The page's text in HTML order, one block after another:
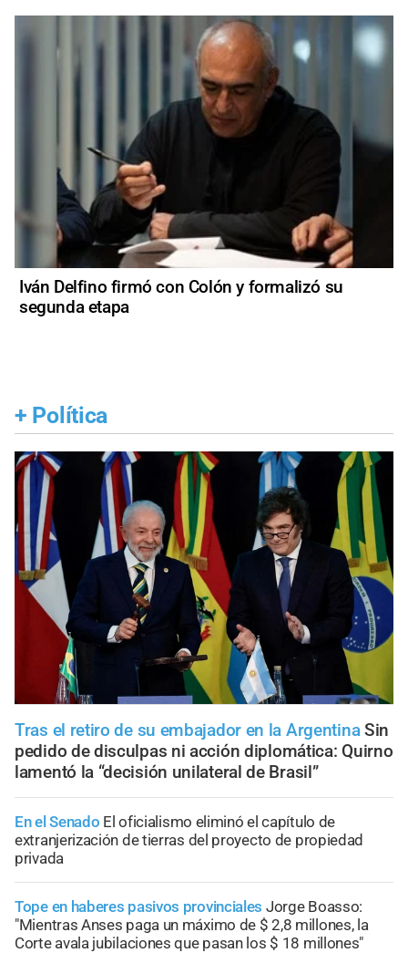
Iván Delfino firmó con Colón y formalizó su
segunda etapa
+ Política
Tras el retiro de su embajador en la Argentina Sin
pedido de disculpas ni acción diplomática: Quirno
lamentó la “decisión unilateral de Brasil”
En el Senado El oficialismo eliminó el capítulo de
extranjerización de tierras del proyecto de propiedad
privada
Tope en haberes pasivos provinciales Jorge Boasso:
"Mientras Anses paga un máximo de $ 2,8 millones, la
Corte avala jubilaciones que pasan los $ 18 millones"